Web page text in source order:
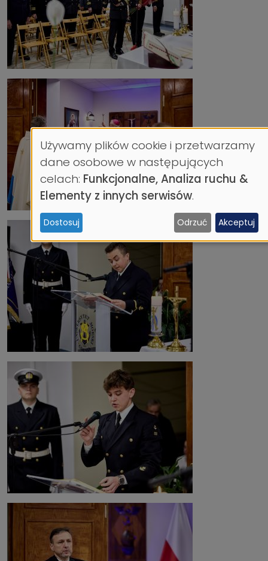
Wykorzystanie
danych
osobowych
i
ciasteczek
Używamy plików cookie i przetwarzamy
dane osobowe w następujących
celach: Funkcjonalne, Analiza ruchu &
Elementy z innych serwisów.
Dostosuj Odrzuć Akceptuj